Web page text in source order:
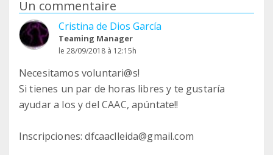
Un commentaire
Cristina de Dios García
Teaming Manager
le 28/09/2018 à 12:15h
Necesitamos voluntari@s!
Si tienes un par de horas libres y te gustaría
ayudar a los y del CAAC, apúntate!!
Inscripciones: dfcaaclleida@gmail.com